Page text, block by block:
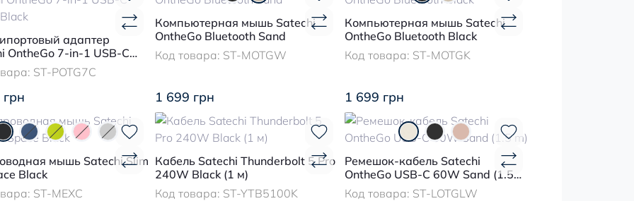
адаптер
OntheGo 7-in-1 USB-C
ST-POTG7C
Компьютерная мышь Satechi
OntheGo Bluetooth Sand
Код товара: ST-MOTGW
1 699 грн
Компьютерная мышь Satechi
OntheGo Bluetooth Black
Код товара: ST-MOTGK
1 699 грн
мышь Satechi Slim
Black
ST-MEXC
Кабель Satechi Thunderbolt 5 Pro
240W Black (1 м)
Код товара: ST-YTB5100K
Ремешок-кабель Satechi
OntheGo USB-C 60W Sand (1.5
m)
Код товара: ST-LOTGLW